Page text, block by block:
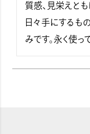
質感、見栄えと
日々手にするも
みです。永く使っ